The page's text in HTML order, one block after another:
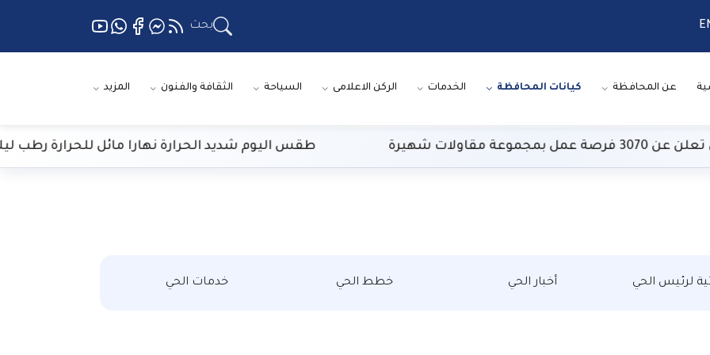
بحث
عن المحافظة كيانات المحافظة الخدمات الركن الاعلامى السياحة الثقافة والفنون المزيد
مقاولات شهيرة طقس اليوم شديد الحرارة نهارا مائل للحرارة رطب ليلا
لرئيس الحي أخبار الحي خطط الحي خدمات الحي